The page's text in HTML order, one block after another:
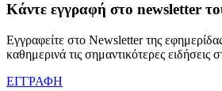
Κάντε εγγραφή στο newsletter
Εγγραφείτε στο Newsletter της
καθημερινά τις σημαντικότερες ειδήσεις
ΕΓΓΡΑΦΗ